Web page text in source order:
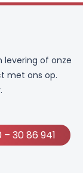
levering of onze
met ons op.
– 30 86 941